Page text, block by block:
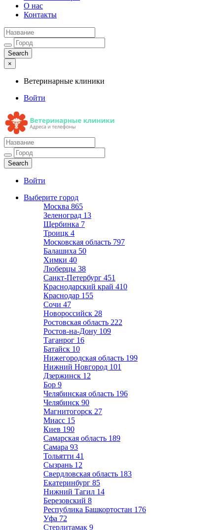
О нас
Контакты
×
Ветеринарные клиники
Войти
Ветеринарные клиники
Адреса и телефоны
Войти
Выберите город
Москва 865
Зеленоград 13
Щербинка 7
Троицк 4
Московская область 797
Балашиха 50
Химки 40
Люберцы 38
Санкт-Петербург 451
Краснодарский край 410
Краснодар 155
Сочи 47
Новороссийск 28
Ростовская область 222
Ростов-на-Дону 109
Таганрог 16
Батайск 10
Нижегородская область 199
Нижний Новгород 101
Дзержинск 12
Бор 9
Челябинская область 196
Челябинск 90
Магнитогорск 27
Миасс 15
Киев 190
Самарская область 189
Самара 93
Тольятти 41
Сызрань 12
Свердловская область 183
Екатеринбург 85
Нижний Тагил 14
Березовский 8
Республика Башкортостан 176
Уфа 72
Стерлитамак 9